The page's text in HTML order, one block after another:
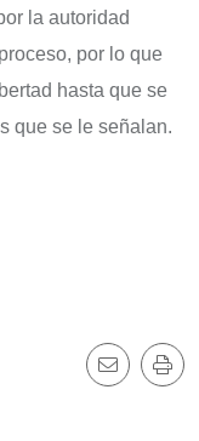
la autoridad
por lo que
hasta que se
que se le señalan.